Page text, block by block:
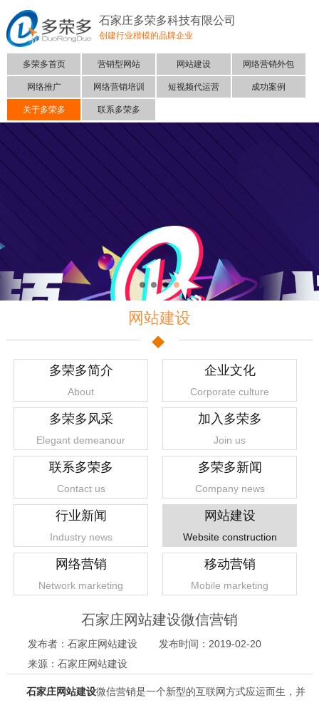
石家庄多荣多科技有限公司
创建行业楷模的品牌企业
多荣多首页 营销型网站 网站建设 网络营销外包
网络推广 网络营销培训 短视频代运营 成功案例
关于多荣多 联系多荣多
3 4
网站建设
多荣多简介
About
企业文化
Corporate culture
多荣多风采
Elegant demeanour
加入多荣多
Join us
联系多荣多
Contact us
多荣多新闻
Company news
行业新闻
Industry news
网站建设
Website construction
网络营销
Network marketing
移动营销
Mobile marketing
石家庄网站建设微信营销
发布者：石家庄网站建设
发布时间：2019-02-20
来源：石家庄网站建设
石家庄网站建设微信营销是一个新型的互联网方式应运而生，并